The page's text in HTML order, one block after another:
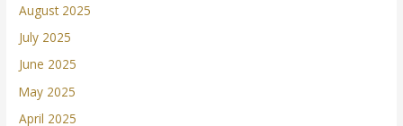
August 2025
July 2025
June 2025
May 2025
April 2025